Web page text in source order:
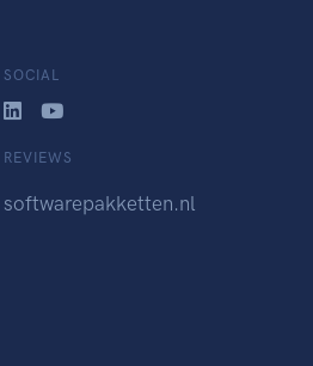
SOCIAL
REVIEWS
softwarepakketten.nl